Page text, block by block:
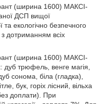
(ширина 1600) МАКСІ-
ДСП вищої
екологічно безпечного
дотриманням всіх
(ширина 1600) МАКСІ-
дуб трюфель, венге магія,
сонома, біла (гладка),
бук, горіх лісний, вільха
доплати). При